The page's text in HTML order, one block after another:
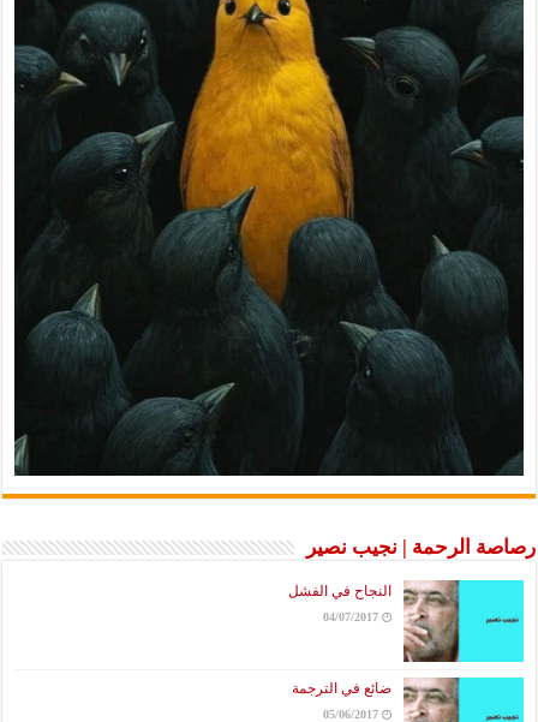
رصاصة الرحمة | نجيب نصير
النجاح في الفشل
04/07/2017
ضائع في الترجمة
05/06/2017